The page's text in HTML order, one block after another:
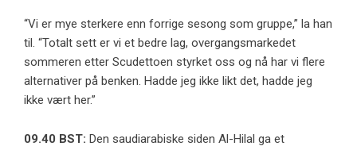
“Vi er mye sterkere enn forrige sesong som gruppe,” la han
til. “Totalt sett er vi et bedre lag, overgangsmarkedet
sommeren etter Scudettoen styrket oss og nå har vi flere
alternativer på benken. Hadde jeg ikke likt det, hadde jeg
ikke vært her.”
09.40 BST: Den saudiarabiske siden Al-Hilal ga et